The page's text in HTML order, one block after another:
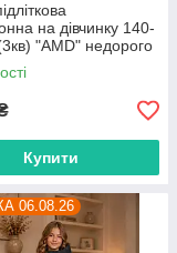
на дівчинку 140-
"AMD" недорого
постачальника
Купити
06.08.26